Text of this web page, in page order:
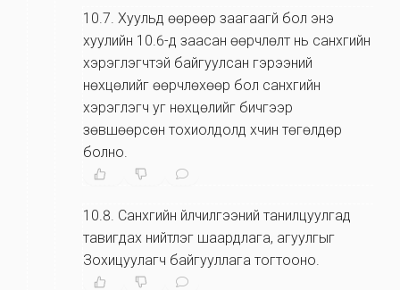
10.7. Хуульд өөрөөр заагаагүй бол энэ
хуулийн 10.6-д заасан өөрчлөлт нь санхүүгийн
хэрэглэгчтэй байгуулсан гэрээний
нөхцөлийг өөрчлөхөөр бол санхүүгийн
хэрэглэгч уг нөхцөлийг бичгээр
зөвшөөрсөн тохиолдолд хүчин төгөлдөр
болно.
10.8. Санхүүгийн үйлчилгээний танилцуулгад
тавигдах нийтлэг шаардлага, агуулгыг
Зохицуулагч байгууллага тогтооно.